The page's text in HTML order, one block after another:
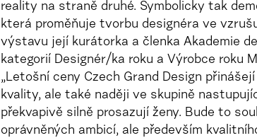
reality na straně druhé. Symbolicky tak
která proměňuje tvorbu designéra ve
výstavu její kurátorka a členka Akademie
kategorií Designér/ka roku a Výrobce roku
„Letošní ceny Czech Grand Design
kvality, ale také naději ve skupině
překvapivě silně prosazují ženy. Bude to
oprávněných ambicí, ale především